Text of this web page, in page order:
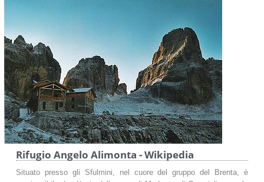
Rifugio Angelo Alimonta - Wikipedia
Situato presso gli Sfulmini, nel cuore del gruppo del Brenta, è